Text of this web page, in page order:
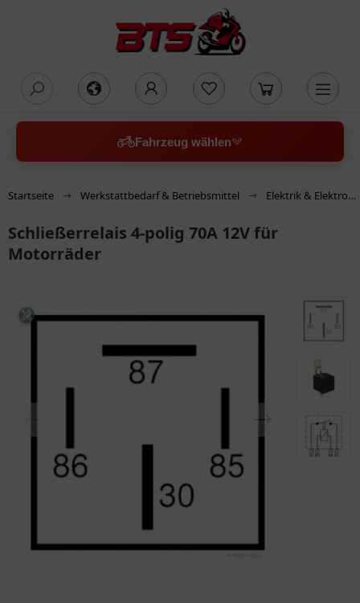
Fahrzeug wählen
Startseite Werkstattbedarf & Betriebsmittel Elektrik & Elektronik
Schließerrelais 4-polig 70A 12V für
Motorräder